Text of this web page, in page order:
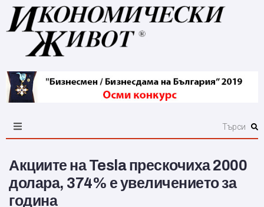
Акциите на Tesla прескочиха 2000
долара, 374% е увеличението за
година